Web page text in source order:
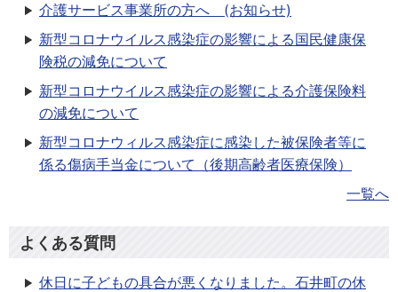
介護サービス事業所の方へ (お知らせ)
新型コロナウイルス感染症の影響による国民健康保
険税の減免について
新型コロナウイルス感染症の影響による介護保険料
の減免について
新型コロナウィルス感染症に感染した被保険者等に
係る傷病手当金について（後期高齢者医療保険）
一覧へ
よくある質問
休日に子どもの具合が悪くなりました。石井町の休